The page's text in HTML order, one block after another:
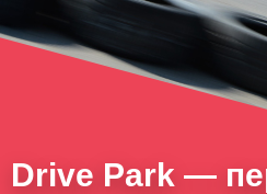
Drive Park —